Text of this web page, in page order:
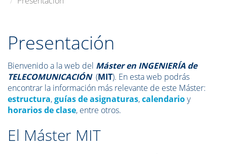
Presentación
Bienvenido a la web del Máster en INGENIERÍA de
TELECOMUNICACIÓN (MIT). En esta web podrás
encontrar la información más relevante de este Máster:
estructura,guías de asignaturas,calendarioy
horarios de clase, entre otros.
El Máster MIT